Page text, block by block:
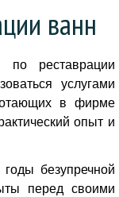
ванн
по реставрации
услугами
в фирме
опыт и
безупречной
перед своими